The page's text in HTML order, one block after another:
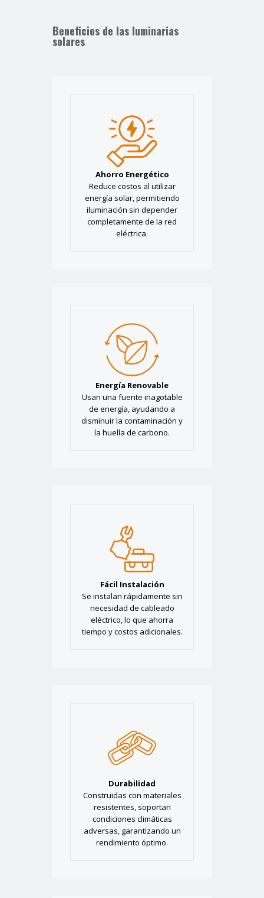
Beneficios de las luminarias
solares
Ahorro Energético
Reduce costos al utilizar
energía solar, permitiendo
iluminación sin depender
completamente de la red
eléctrica.
Energía Renovable
Usan una fuente inagotable
de energía, ayudando a
disminuir la contaminación y
la huella de carbono.
Fácil Instalación
Se instalan rápidamente sin
necesidad de cableado
eléctrico, lo que ahorra
tiempo y costos adicionales.
Durabilidad
Construidas con materiales
resistentes, soportan
condiciones climáticas
adversas, garantizando un
rendimiento óptimo.